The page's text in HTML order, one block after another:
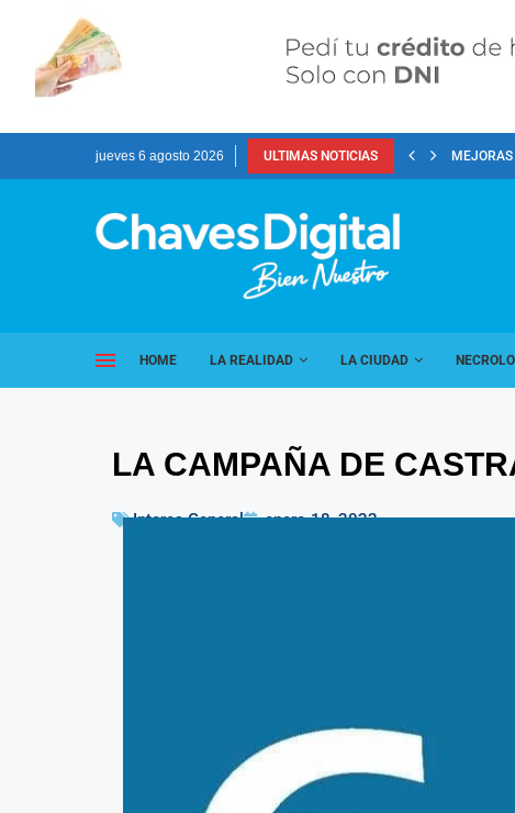
jueves 6 agosto 2026 ULTIMAS NOTICIAS
HOME LA REALIDAD LA CIUDAD
LA CAMPAÑA DE
Interes General enero 18, 2022